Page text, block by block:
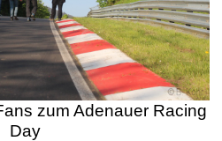
zum Adenauer Racing
Day